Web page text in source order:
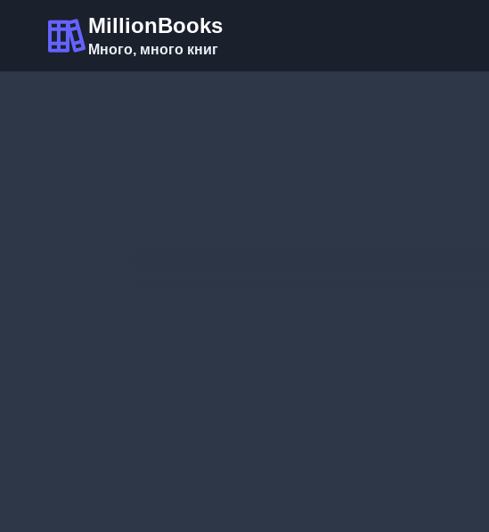
содержимому
MillionBooks
Много, много книг